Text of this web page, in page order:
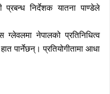
निर्देशक यातना पाण्डेले
ग्लेवलमा नेपालको प्रतिनिधित्व
पार्नेछन्। प्रतियोगीतामा आधा